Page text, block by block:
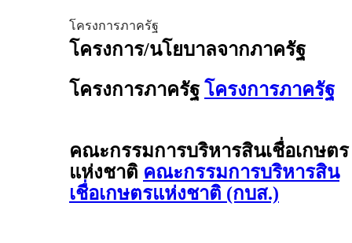
โครงการภาครัฐ
โครงการ/นโยบาลจากภาครัฐ
โครงการภาครัฐ โครงการภาครัฐ
คณะกรรมการบริหารสินเชื่อเกษตร
แห่งชาติ คณะกรรมการบริหารสิน
เชื่อเกษตรแห่งชาติ (กบส.)